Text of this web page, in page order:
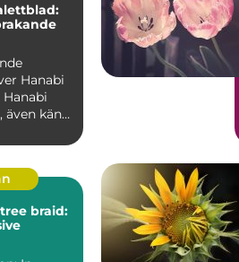
Hanabi
även känt
braid: